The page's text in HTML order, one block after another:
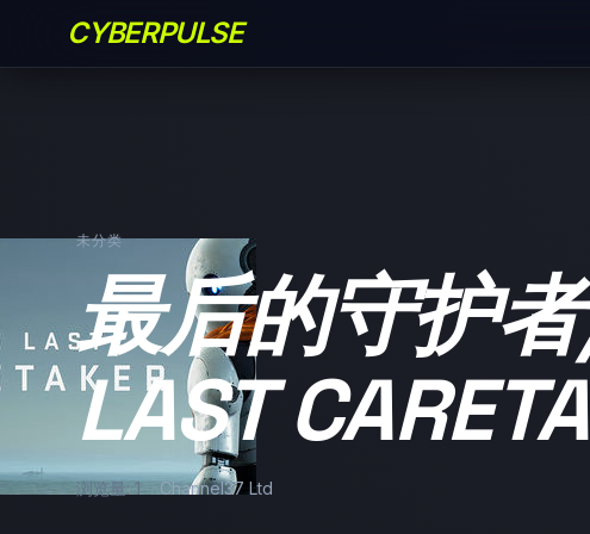
CYBERPULSE
未分类
最后的守护
LAST
浏览量: 1 Channel37 Ltd